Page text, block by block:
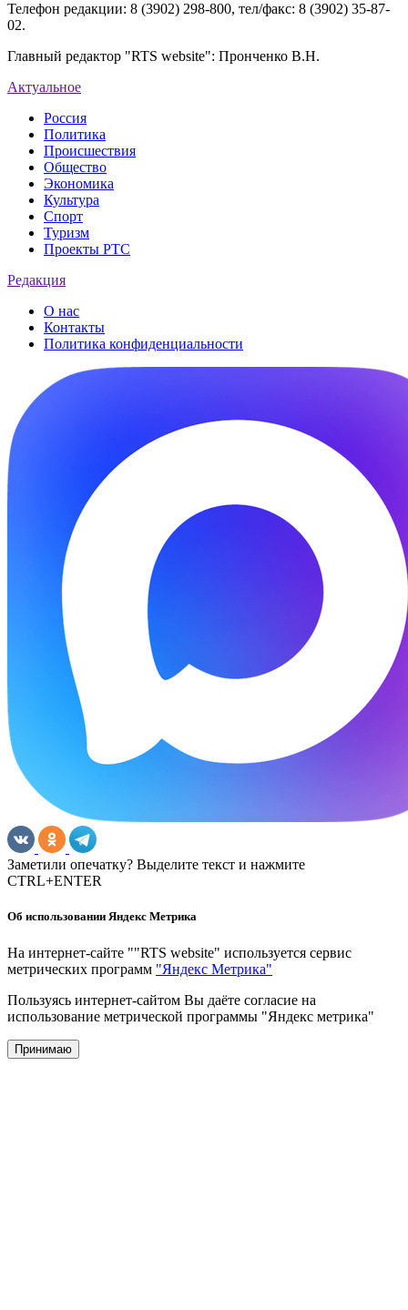
Телефон редакции: 8 (3902) 298-800, тел/факс: 8 (3902) 35-87-
02.
Главный редактор "RTS website": Пронченко В.Н.
Актуальное
Россия
Политика
Происшествия
Общество
Экономика
Культура
Спорт
Туризм
Проекты РТС
Редакция
О нас
Контакты
Политика конфиденциальности
Заметили опечатку? Выделите текст и нажмите
CTRL+ENTER
Об использовании Яндекс Метрика
На интернет-сайте ""RTS website" используется сервис
метрических программ "Яндекс Метрика"
Пользуясь интернет-сайтом Вы даёте согласие на
использование метрической программы "Яндекс метрика"
Принимаю